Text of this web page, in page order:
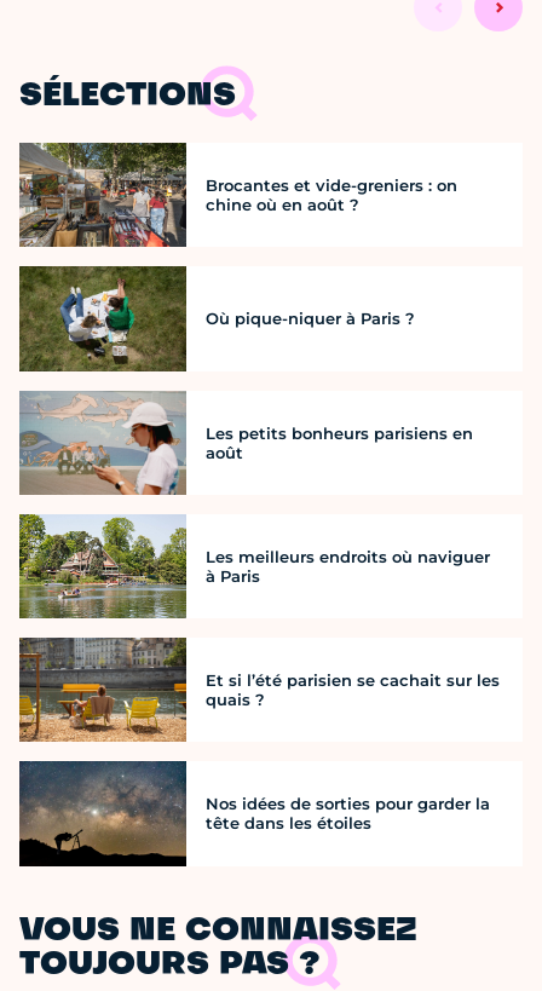
SÉLECTIONS
Brocantes et vide-greniers : on
chine où en août ?
Où pique-niquer à Paris ?
Les petits bonheurs parisiens en
août
Les meilleurs endroits où naviguer
à Paris
Et si l’été parisien se cachait sur les
quais ?
Nos idées de sorties pour garder la
tête dans les étoiles
VOUS NE CONNAISSEZ
TOUJOURS PAS ?